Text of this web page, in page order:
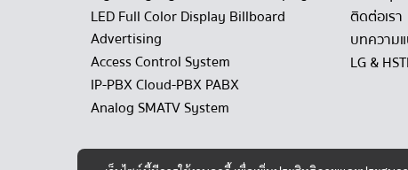
LED Full Color Display Billboard
Advertising
Access Control System
IP-PBX Cloud-PBX PABX
Analog SMATV System
ติดต่อเรา
บทความ
LG &